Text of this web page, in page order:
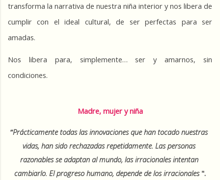
transforma la narrativa de nuestra niña interior y nos libera de
cumplir con el ideal cultural, de ser perfectas para ser
amadas.
Nos libera para, simplemente… ser y amarnos, sin
condiciones.
Madre, mujer y niña
“Prácticamente todas las innovaciones que han tocado nuestras
vidas, han sido rechazadas repetidamente. Las personas
razonables se adaptan al mundo, las irracionales intentan
cambiarlo. El progreso humano, depende de los irracionales ".